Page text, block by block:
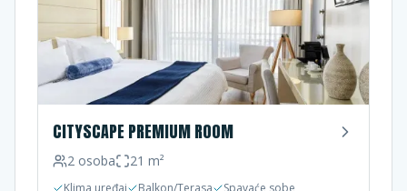
CITYSCAPE PREMIUM ROOM
2 osoba 21 m²
Klima uređaj Balkon/Terasa Spavaće sobe